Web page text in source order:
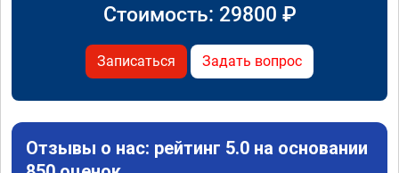
Стоимость: 29800 ₽
Записаться Задать вопрос
Отзывы о нас: рейтинг 5.0 на основании